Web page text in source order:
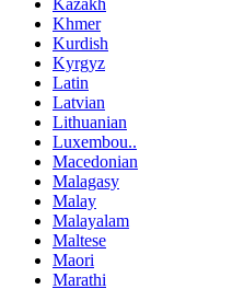
Kazakh
Khmer
Kurdish
Kyrgyz
Latin
Latvian
Lithuanian
Luxembou..
Macedonian
Malagasy
Malay
Malayalam
Maltese
Maori
Marathi